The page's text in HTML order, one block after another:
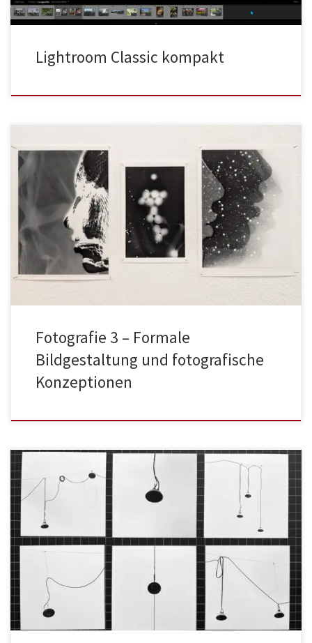
Lightroom Classic kompakt
Fotografie 3 – Formale
Bildgestaltung und fotografische
Konzeptionen